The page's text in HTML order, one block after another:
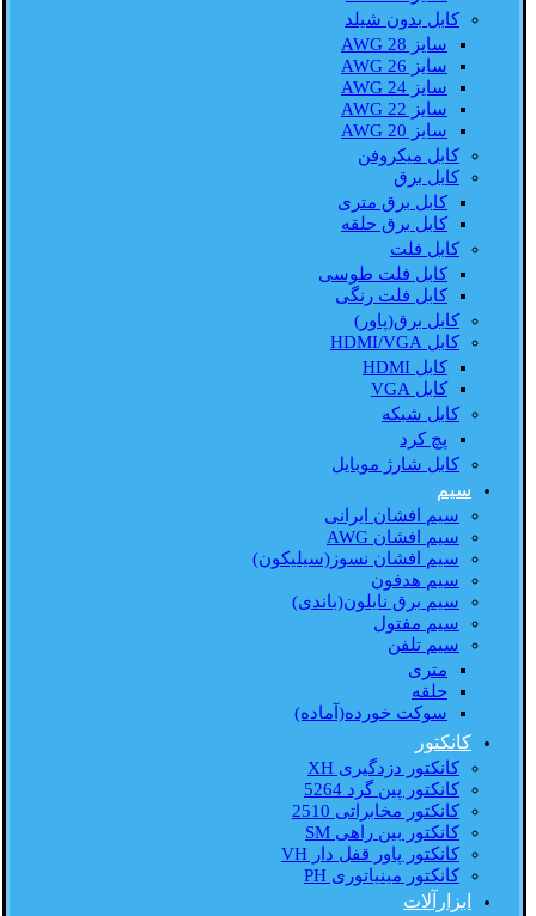
کابل بدون شیلد
سایز AWG 28
سایز AWG 26
سایز AWG 24
سایز AWG 22
سایز AWG 20
کابل میکروفن
کابل برق
کابل برق متری
کابل برق حلقه
کابل فلت
کابل فلت طوسی
کابل فلت رنگی
کابل برق(پاور)
کابل HDMI/VGA
کابل HDMI
کابل VGA
کابل شبکه
پچ کرد
کابل شارژ موبایل
سیم
سیم افشان ایرانی
سیم افشان AWG
سیم افشان نسوز(سیلیکون)
سیم هدفون
سیم برق نایلون(باندی)
سیم مفتول
سیم تلفن
متری
حلقه
سوکت خورده(آماده)
کانکتور
کانکتور دزدگیری XH
کانکتور پین گرد 5264
کانکتور مخابراتی 2510
کانکتور بین راهی SM
کانکتور پاور قفل دار VH
کانکتور مینیاتوری PH
ابزارآلات